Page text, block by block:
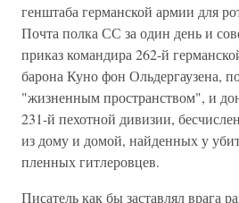
генштаба германской армии для
Почта полка СС за один день и
приказ командира 262-й
барона Куно фон Ольдергаузена,
"жизненным пространством", и
231-й пехотной дивизии,
из дому и домой, найденных у
пленных гитлеровцев.
Писатель как бы заставлял врага